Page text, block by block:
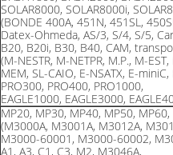
SOLAR8000, SOLAR8000i,
(BONDE 400A, 451N, 451SL,
Datex-Ohmeda, AS/3, S/4, S/5,
B20, B20i, B30, B40, CAM,
(M-NESTR, M-NETPR, M.P., M-
MEM, SL-CAIO, E-NSATX, E-miniC,
PRO300, PRO400, PRO1000,
EAGLE1000, EAGLE3000,
MP20, MP30, MP40, MP50,
(M3000A, M3001A, M3012A,
M3000-60001, M3000-60002,
A1, A3, C1, C3, M2, M3046A,